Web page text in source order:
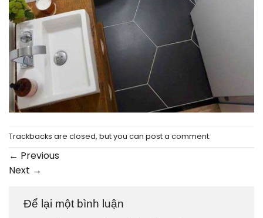
Trackbacks are closed, but you can post a comment.
← Previous
Next →
Để lại một bình luận